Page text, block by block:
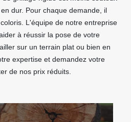
dur. Pour chaque demande, il
L'équipe de notre entreprise
à réussir la pose de votre
sur un terrain plat ou bien en
expertise et demandez votre
de nos prix réduits.